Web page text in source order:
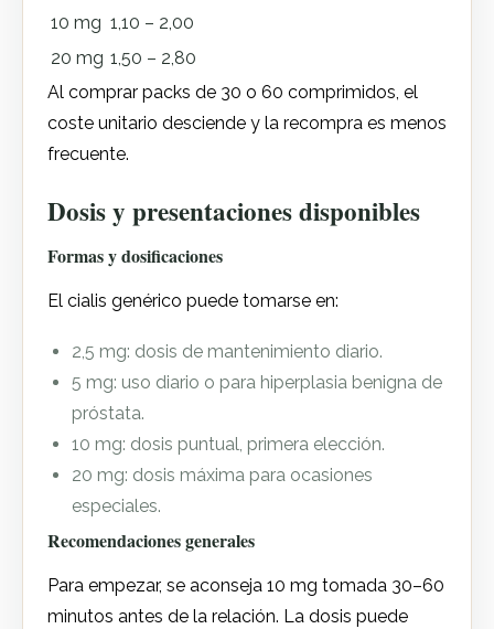
10 mg 1,10 – 2,00
20 mg 1,50 – 2,80
Al comprar packs de 30 o 60 comprimidos, el
coste unitario desciende y la recompra es menos
frecuente.
Dosis y presentaciones disponibles
Formas y dosificaciones
El cialis genérico puede tomarse en:
2,5 mg: dosis de mantenimiento diario.
5 mg: uso diario o para hiperplasia benigna de
próstata.
10 mg: dosis puntual, primera elección.
20 mg: dosis máxima para ocasiones
especiales.
Recomendaciones generales
Para empezar, se aconseja 10 mg tomada 30–60
minutos antes de la relación. La dosis puede